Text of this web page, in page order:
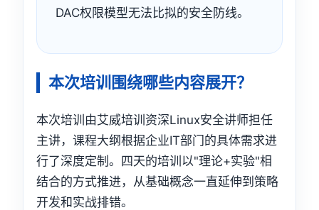
DAC权限模型无法比拟的安全防线。
本次培训围绕哪些内容展开？
本次培训由艾威培训资深Linux安全讲师担任
主讲，课程大纲根据企业IT部门的具体需求进
行了深度定制。四天的培训以"理论+实验"相
结合的方式推进，从基础概念一直延伸到策略
开发和实战排错。